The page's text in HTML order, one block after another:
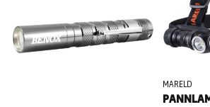
MARELD